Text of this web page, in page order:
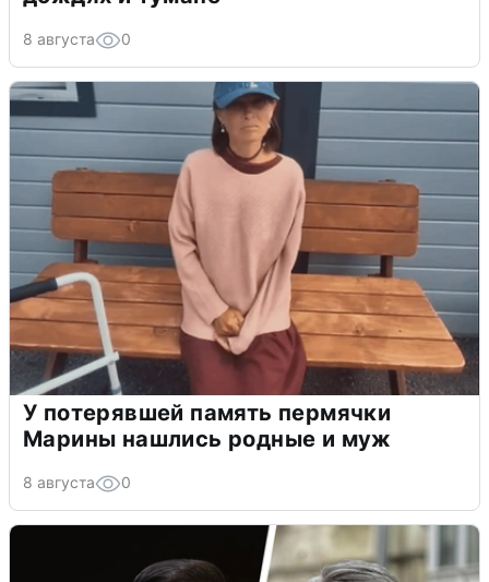
8 августа 0
У потерявшей память пермячки
Марины нашлись родные и муж
8 августа 0